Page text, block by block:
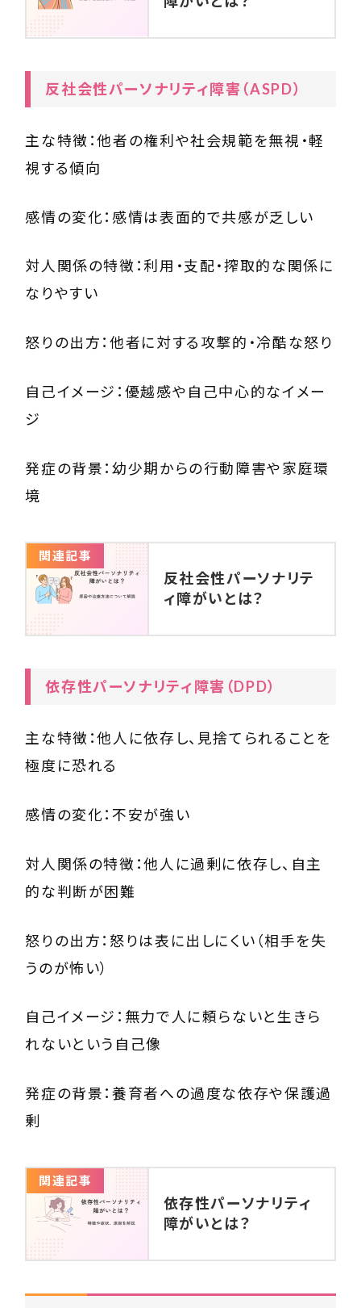
反社会性パーソナリティ障害（ASPD）
主な特徴：他者の権利や社会規範を無視・軽
視する傾向
感情の変化：感情は表面的で共感が乏しい
対人関係の特徴：利用・支配・搾取的な関係に
なりやすい
怒りの出方：他者に対する攻撃的・冷酷な怒り
自己イメージ：優越感や自己中心的なイメー
ジ
発症の背景：幼少期からの行動障害や家庭環
境
関連記事
反社会性パーソナリテ
ィ障がいとは？
依存性パーソナリティ障害（DPD）
主な特徴：他人に依存し、見捨てられることを
極度に恐れる
感情の変化：不安が強い
対人関係の特徴：他人に過剰に依存し、自主
的な判断が困難
怒りの出方：怒りは表に出しにくい（相手を失
うのが怖い）
自己イメージ：無力で人に頼らないと生きら
れないという自己像
発症の背景：養育者への過度な依存や保護過
剰
関連記事
依存性パーソナリティ
障がいとは？